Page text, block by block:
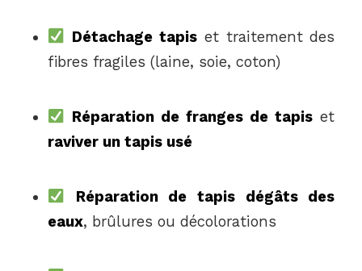
Détachage tapiset traitement des
fibres fragiles (laine, soie, coton)
Réparation de franges de tapis et
raviver un tapis usé
Réparation de tapis dégâts des
eaux, brûlures ou décolorations